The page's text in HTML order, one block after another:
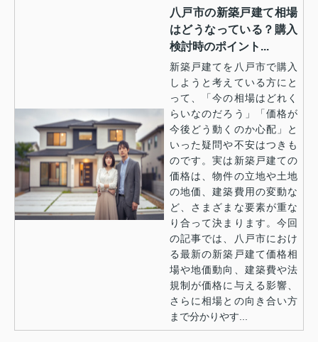
八戸市の新築戸建て相場
はどうなっている？購入
検討時のポイント...
新築戸建てを八戸市で購入
しようと考えている方にと
って、「今の相場はどれく
らいなのだろう」「価格が
今後どう動くのか心配」と
いった疑問や不安はつきも
のです。実は新築戸建ての
価格は、物件の立地や土地
の地価、建築費用の変動な
ど、さまざまな要素が重な
り合って決まります。今回
の記事では、八戸市におけ
る最新の新築戸建て価格相
場や地価動向、建築費や法
規制が価格に与える影響、
さらに相場との向き合い方
まで分かりやす...